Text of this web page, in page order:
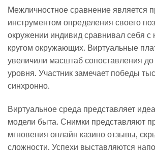
Межличностное сравнение является
инструментом определения своего
окружении индивид сравнивал себя
кругом окружающих. Виртуальные
увеличили масштаб сопоставления до
уровня. Участник замечает победы
синхронно.
Виртуальное среда представляет
модели быта. Снимки представляют
мгновения онлайн казино отзывы,
сложности. Успехи выставляются